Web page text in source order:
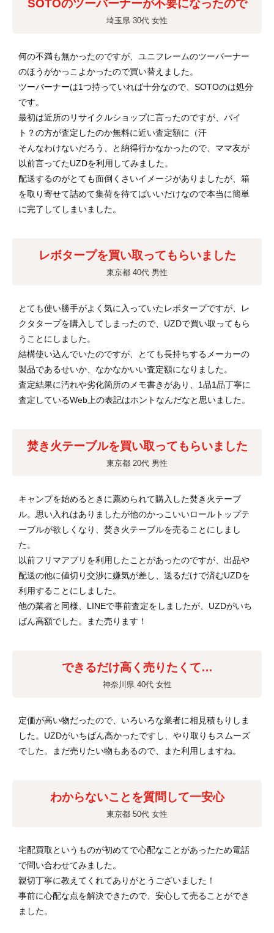
SOTOのツーバーナーが不要になったので
埼玉県 30代 女性
何の不満も無かったのですが、ユニフレームのツーバーナー
のほうがかっこよかったので買い替えました。
ツーバーナーは1つ持っていれば十分なので、SOTOのは処分
です。
最初は近所のリサイクルショップに言ったのですが、バイ
ト？の方が査定したのか無料に近い査定額に（汗
そんなわけないだろう、と納得行かなかったので、ママ友が
以前言ってたUZDを利用してみました。
配送するのがとても面倒くさいイメージがありましたが、箱
を取り寄せて詰めて集荷を待てばいいだけなので本当に簡単
に完了してしまいました。
レボタープを買い取ってもらいました
東京都 40代 男性
とても使い勝手がよく気に入っていたレボタープですが、レ
クタタープを購入してしまったので、UZDで買い取ってもら
うことにしました。
結構使い込んでいたのですが、とても長持ちするメーカーの
製品であるせいか、なかなかいい査定額になりました。
査定結果に汚れや劣化箇所のメモ書きがあり、1品1品丁寧に
査定しているWeb上の表記はホントなんだなと思いました。
焚き火テーブルを買い取ってもらいました
東京都 20代 男性
キャンプを始めるときに薦められて購入した焚き火テーブ
ル。思い入れはありましたが他のかっこいいロールトップテ
ーブルが欲しくなり、焚き火テーブルを売ることにしまし
た。
以前フリマアプリを利用したことがあったのですが、出品や
配送の他に値切り交渉に嫌気が差し、送るだけで済むUZDを
利用することにしました。
他の業者と同様、LINEで事前査定をしましたが、UZDがいち
ばん高額でした。また売ります！
できるだけ高く売りたくて…
神奈川県 40代 女性
定価が高い物だったので、いろいろな業者に相見積もりしま
した。UZDがいちばん高かったですし、やり取りもスムーズ
でした。まだ売りたい物もあるので、また利用しますね。
わからないことを質問して一安心
東京都 50代 女性
宅配買取というものが初めてで心配なことがあったため電話
で問い合わせてみました。
親切丁寧に教えてくれてありがとうございました！
事前に心配な点を解決できたので、安心して売ることができ
ました。